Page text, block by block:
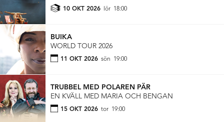
10 OKT 2026 lör 18:00
BUIKA
WORLD TOUR 2026
11 OKT 2026 sön 19:00
TRUBBEL MED POLAREN PÄR
EN KVÄLL MED MARIA OCH BENGAN
15 OKT 2026 tor 19:00